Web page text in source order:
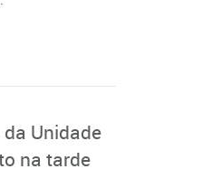
Unidade
na tarde